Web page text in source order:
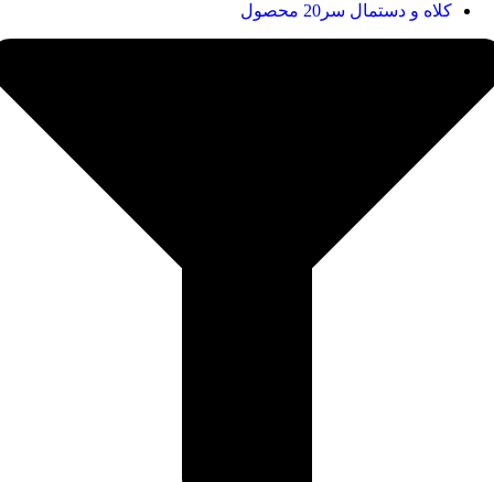
کلاه و دستمال سر 20 محصول